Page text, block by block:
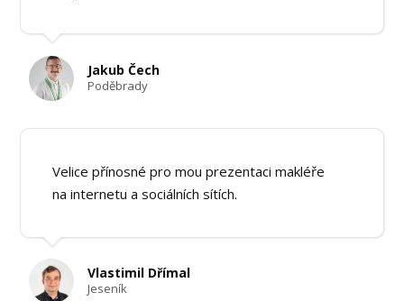
Jakub Čech
Poděbrady
Velice přínosné pro mou prezentaci makléře
na internetu a sociálních sítích.
Vlastimil Dřímal
Jeseník